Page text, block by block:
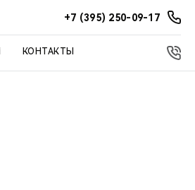
+7 (395) 250-09-17
КОНТАКТЫ